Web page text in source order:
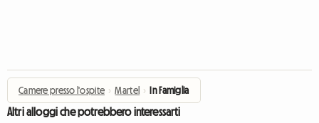
Camere presso l'ospite › Martel › In Famiglia
Altri alloggi che potrebbero interessarti